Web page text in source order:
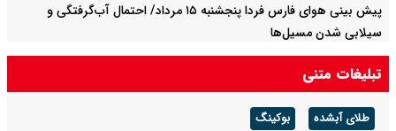
پیش بینی هوای فارس فردا پنجشنبه ۱۵ مرداد/ احتمال آب‌گرفتگی و
سیلابی شدن مسیل‌ها
تبلیغات متنی
طلای آبشده بوکینگ